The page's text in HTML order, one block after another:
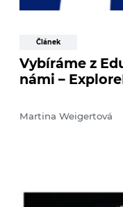
Článek
Vybíráme z
námi –
Martina Weigertová